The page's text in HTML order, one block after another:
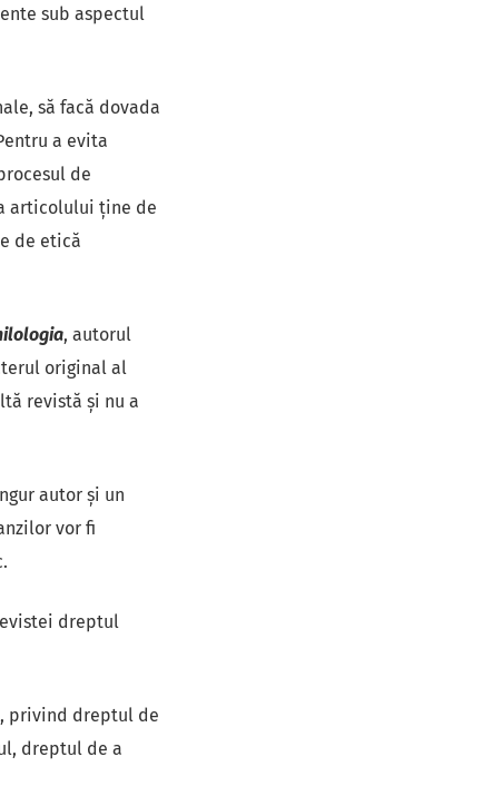
sub aspectul
să facă dovada
a evita
de
articolului ţine de
de etică
, autorul
original al
revistă și nu a
autor și un
vor fi
dreptul
, privind dreptul de
dreptul de a